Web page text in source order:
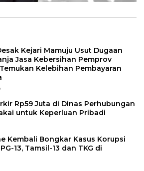
Kejari Mamuju Usut Dugaan
Jasa Kebersihan Pemprov
Kelebihan Pembayaran
Rp59 Juta di Dinas Perhubungan
untuk Keperluan Pribadi
Kembali Bongkar Kasus Korupsi
13, Tamsil-13 dan TKG di